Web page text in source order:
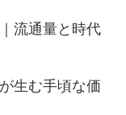
流通量と時代
生む手頃な価